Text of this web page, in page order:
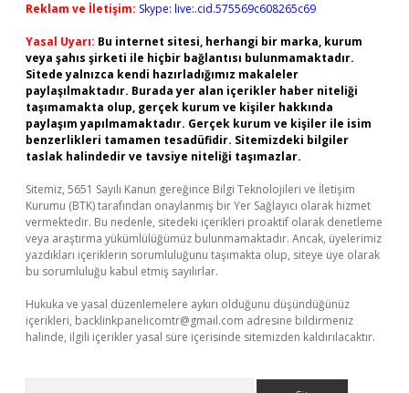
Reklam ve İletişim: Skype: live:.cid.575569c608265c69
Yasal Uyarı: Bu internet sitesi, herhangi bir marka, kurum
veya şahıs şirketi ile hiçbir bağlantısı bulunmamaktadır.
Sitede yalnızca kendi hazırladığımız makaleler
paylaşılmaktadır. Burada yer alan içerikler haber niteliği
taşımamakta olup, gerçek kurum ve kişiler hakkında
paylaşım yapılmamaktadır. Gerçek kurum ve kişiler ile isim
benzerlikleri tamamen tesadüfidir. Sitemizdeki bilgiler
taslak halindedir ve tavsiye niteliği taşımazlar.
Sitemiz, 5651 Sayılı Kanun gereğince Bilgi Teknolojileri ve İletişim
Kurumu (BTK) tarafından onaylanmış bir Yer Sağlayıcı olarak hizmet
vermektedir. Bu nedenle, sitedeki içerikleri proaktif olarak denetleme
veya araştırma yükümlülüğümüz bulunmamaktadır. Ancak, üyelerimiz
yazdıkları içeriklerin sorumluluğunu taşımakta olup, siteye üye olarak
bu sorumluluğu kabul etmiş sayılırlar.
Hukuka ve yasal düzenlemelere aykırı olduğunu düşündüğünüz
içerikleri, backlinkpanelicomtr@gmail.com adresine bildirmeniz
halinde, ilgili içerikler yasal süre içerisinde sitemizden kaldırılacaktır.